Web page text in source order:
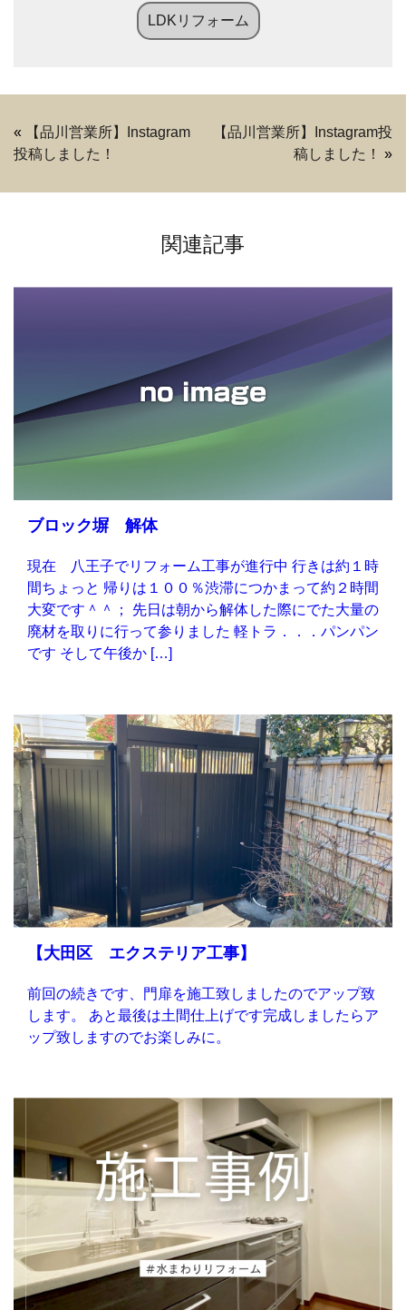
LDKリフォーム
«
【品川営業所】Instagram
投稿しました！
【品川営業所】Instagram投
稿しました！
»
関連記事
ブロック塀 解体
現在 八王子でリフォーム工事が進行中 行きは約１時
間ちょっと 帰りは１００％渋滞につかまって約２時間
大変です＾＾； 先日は朝から解体した際にでた大量の
廃材を取りに行って参りました 軽トラ．．．パンパン
です そして午後か […]
【大田区 エクステリア工事】
前回の続きです、門扉を施工致しましたのでアップ致
します。 あと最後は土間仕上げです完成しましたらア
ップ致しますのでお楽しみに。